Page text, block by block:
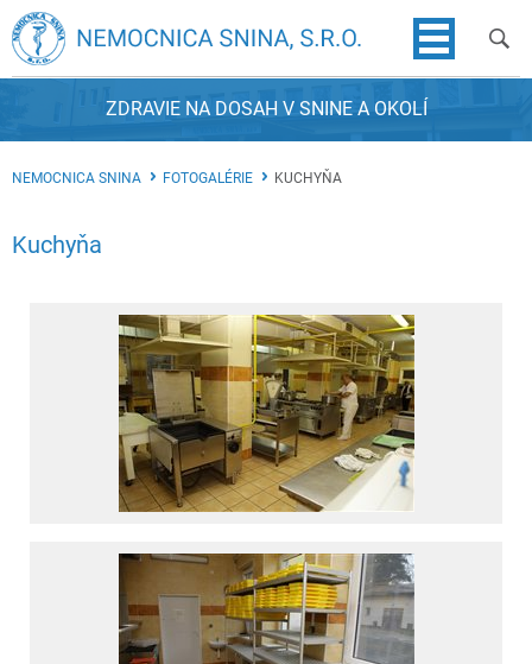
ZDRAVIE NA DOSAH V SNINE A OKOLÍ
NEMOCNICA SNINA FOTOGALÉRIE KUCHYŇA
Kuchyňa